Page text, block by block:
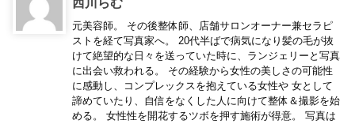
元美容師。 その後整体師、店舗サロンオーナー兼セラピ
ストを経て写真家へ。 20代半ばで病気になり髪の毛が抜
けて絶望的な日々を送っていた時に、ランジェリーと写真
に出会い救われる。 その経験から女性の美しさの可能性
に感動し、コンプレックスを抱えている女性や 女として
諦めていたり、自信をなくした人に向けて整体＆撮影を始
める。 女性性を開花するツボを押す施術が得意。 写真は